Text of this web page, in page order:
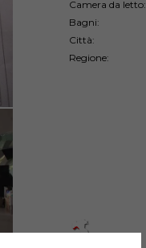
Camera da letto:
Bagni:
Città:
Regione: